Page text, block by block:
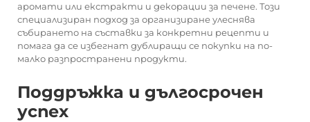
аромати или екстракти и декорации за печене. Този
специализиран подход за организиране улеснява
събирането на съставки за конкретни рецепти и
помага да се избегнат дублиращи се покупки на по-
малко разпространени продукти.
Поддръжка и дългосрочен
успех